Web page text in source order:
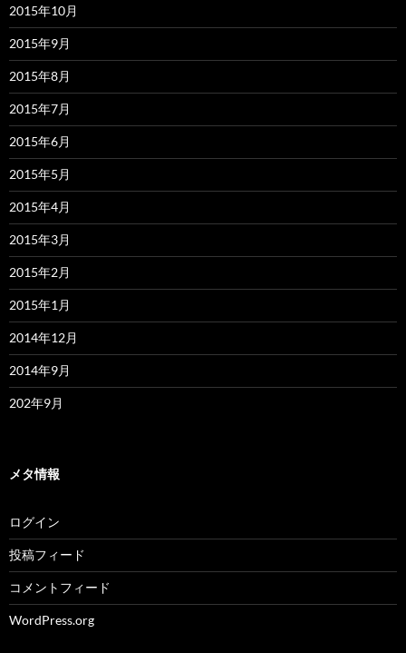
2015年10月
2015年9月
2015年8月
2015年7月
2015年6月
2015年5月
2015年4月
2015年3月
2015年2月
2015年1月
2014年12月
2014年9月
202年9月
メタ情報
ログイン
投稿フィード
コメントフィード
WordPress.org